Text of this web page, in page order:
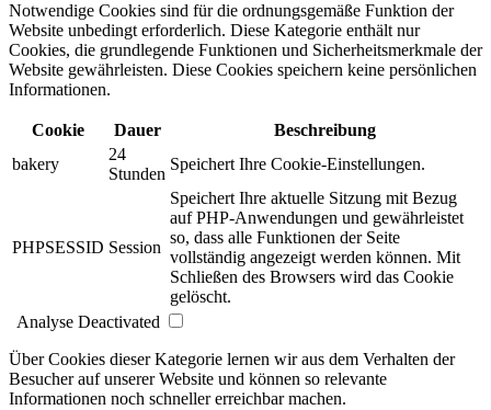
Notwendige Cookies sind für die ordnungsgemäße Funktion der
Website unbedingt erforderlich. Diese Kategorie enthält nur
Cookies, die grundlegende Funktionen und Sicherheitsmerkmale der
Website gewährleisten. Diese Cookies speichern keine persönlichen
Informationen.
Cookie Dauer
Beschreibung
bakery
24
Stunden
Speichert Ihre Cookie-Einstellungen.
PHPSESSID Session
Speichert Ihre aktuelle Sitzung mit Bezug
auf PHP-Anwendungen und gewährleistet
so, dass alle Funktionen der Seite
vollständig angezeigt werden können. Mit
Schließen des Browsers wird das Cookie
gelöscht.
Analyse Deactivated
Über Cookies dieser Kategorie lernen wir aus dem Verhalten der
Besucher auf unserer Website und können so relevante
Informationen noch schneller erreichbar machen.